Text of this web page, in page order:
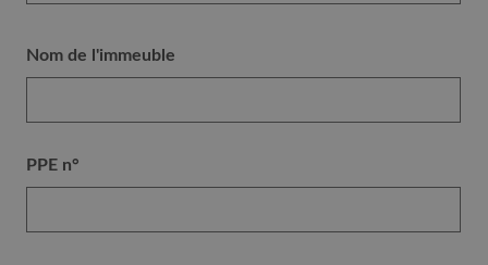
Nom de l'immeuble
PPE n°